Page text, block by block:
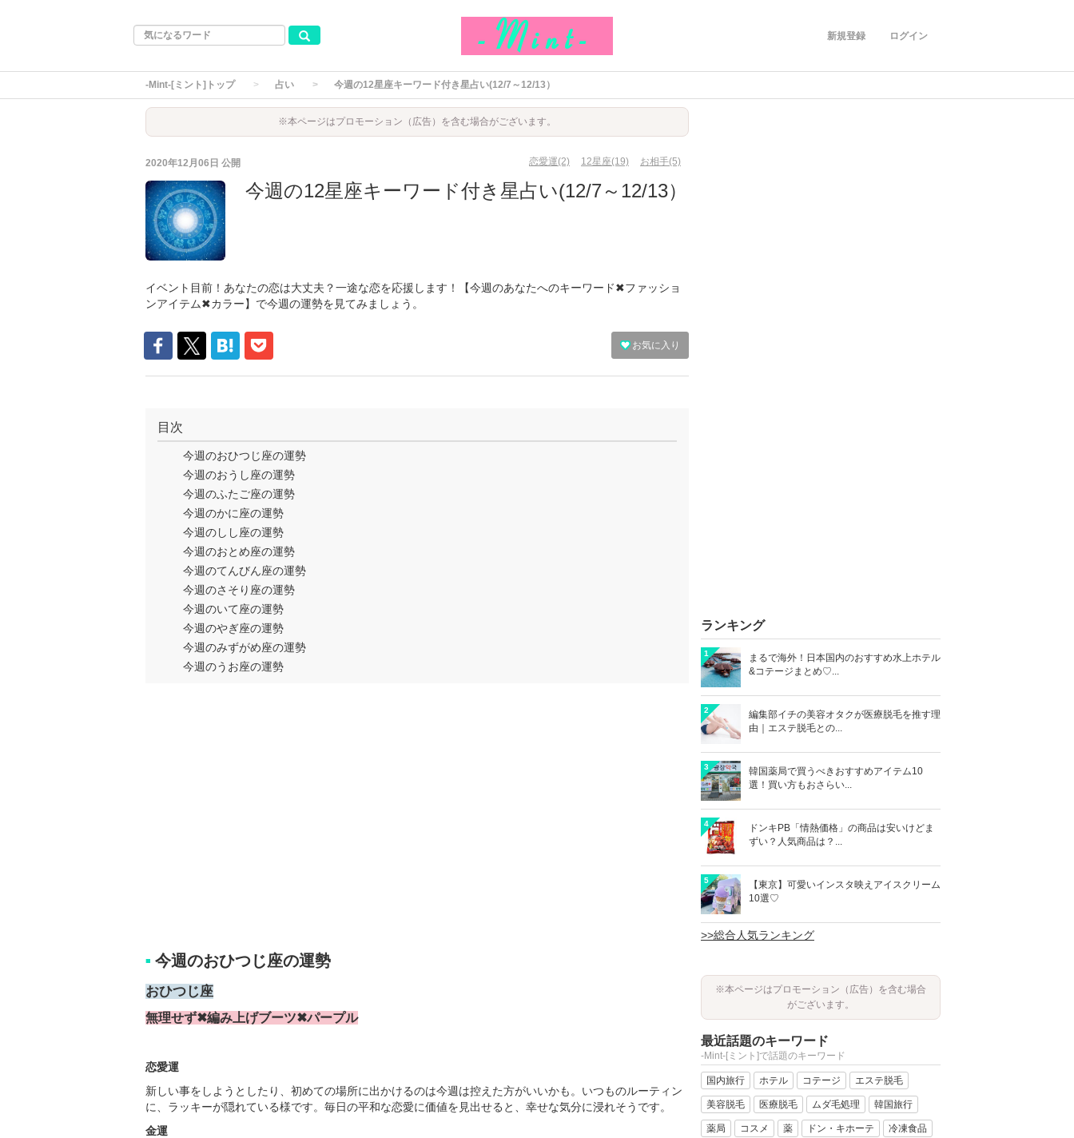
ログイン
新規登録
-Mint-[ミント]トップ 占い 今週の12星座キーワード付き星占い(12/7～12/13）
※本ページはプロモーション（広告）を含む場合がございます。
2020年12月06日 公開 恋愛運(2) 12星座(19) お相手(5)
今週の12星座キーワード付き星占い(12/7～12/13）
イベント目前！あなたの恋は大丈夫？一途な恋を応援します！【今週のあなたへのキーワード✖ファッショ
ンアイテム✖カラー】で今週の運勢を見てみましょう。
お気に入り
目次
今週のおひつじ座の運勢
今週のおうし座の運勢
今週のふたご座の運勢
今週のかに座の運勢
今週のしし座の運勢
今週のおとめ座の運勢
今週のてんびん座の運勢
今週のさそり座の運勢
今週のいて座の運勢
今週のやぎ座の運勢
今週のみずがめ座の運勢
今週のうお座の運勢
■ 今週のおひつじ座の運勢
おひつじ座
無理せず✖編み上げブーツ✖パープル
恋愛運
新しい事をしようとしたり、初めての場所に出かけるのは今週は控えた方がいいかも。いつものルーティン
に、ラッキーが隠れている様です。毎日の平和な恋愛に価値を見出せると、幸せな気分に浸れそうです。
金運
ランキング
1
まるで海外！日本国内のおすすめ水上ホテル
&コテージまとめ♡...
2
編集部イチの美容オタクが医療脱毛を推す理
由｜エステ脱毛との...
3
韓国薬局で買うべきおすすめアイテム10
選！買い方もおさらい...
4
ドンキPB「情熱価格」の商品は安いけどま
ずい？人気商品は？...
5
【東京】可愛いインスタ映えアイスクリーム
10選♡
>>総合人気ランキング
※本ページはプロモーション（広告）を含む場合
がございます。
最近話題のキーワード
-Mint-[ミント]で話題のキーワード
国内旅行 ホテル コテージ エステ脱毛
美容脱毛 医療脱毛 ムダ毛処理 韓国旅行
薬局 コスメ 薬 ドン・キホーテ 冷凍食品